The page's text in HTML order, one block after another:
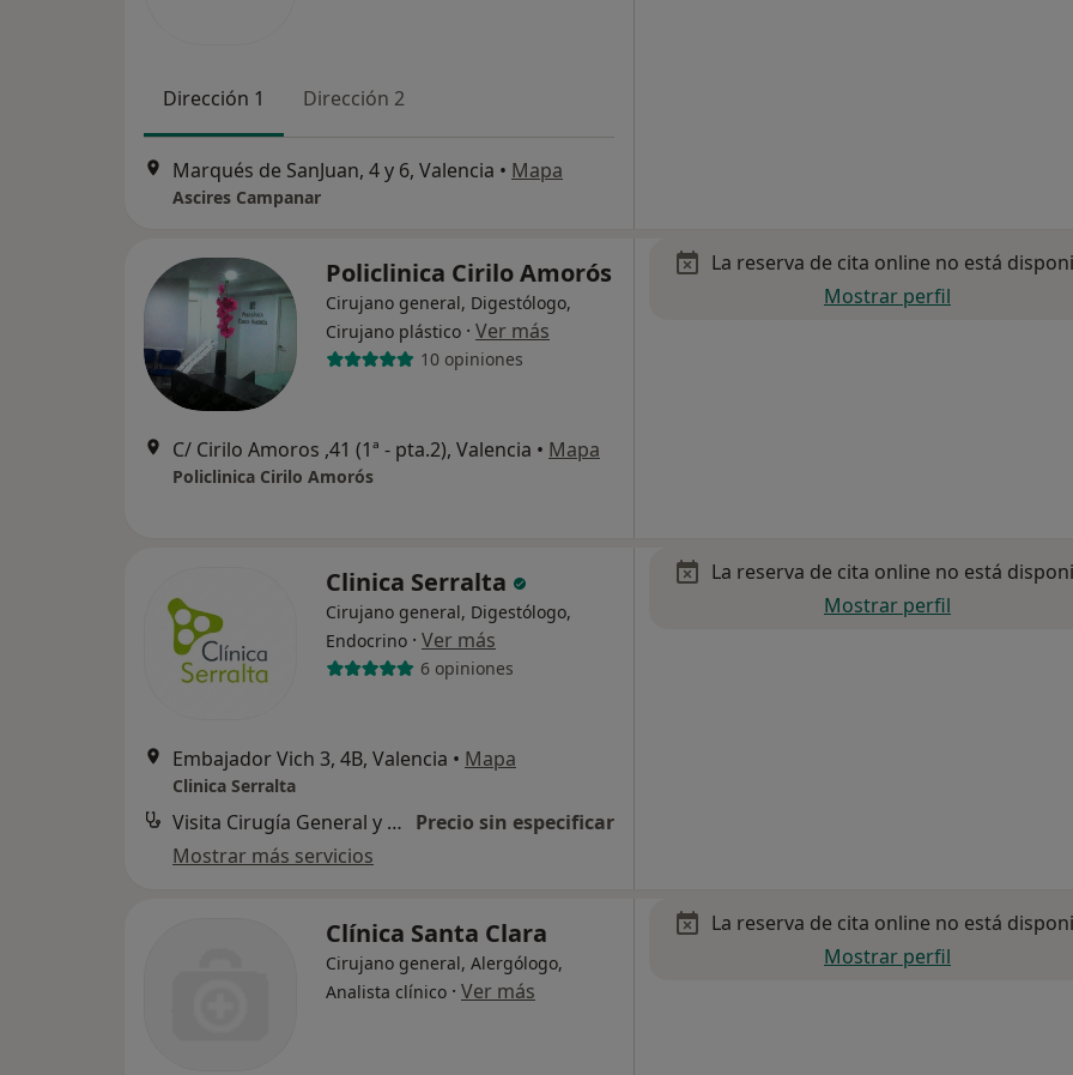
Dirección 1 Dirección 2
Marqués de SanJuan, 4 y 6, Valencia • Mapa
Ascires Campanar
Policlinica Cirilo Amorós
Cirujano general, Digestólogo,
Cirujano plástico · Ver más
10 opiniones
C/ Cirilo Amoros ,41 (1ª - pta.2), Valencia • Mapa
Policlinica Cirilo Amorós
La reserva de cita online no está
Mostrar perfil
Clinica Serralta
Cirujano general, Digestólogo,
Endocrino · Ver más
6 opiniones
Embajador Vich 3, 4B, Valencia • Mapa
Clinica Serralta
Visita Cirugía General y Ap. Digestivo Precio sin especificar
Mostrar más servicios
La reserva de cita online no está
Mostrar perfil
Clínica Santa Clara
Cirujano general, Alergólogo,
Analista clínico · Ver más
La reserva de cita online no está
Mostrar perfil